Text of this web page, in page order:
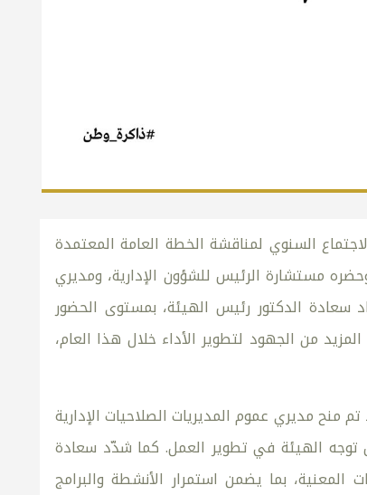
السنوي لمناقشة الخطة العامة المعتمدة
وحضره مستشارة الرئيس للشؤون الإدارية، ومديري
سعادة الدكتور رئيس الهيئة، بمستوى الحضور
من الجهود لتطوير الأداء خلال هذا العام،
مديري عموم المديريات الصلاحيات الإدارية
توجه الهيئة في تطوير العمل. كما شدّد سعادة
المعنية، بما يضمن استمرار الأنشطة والبرامج